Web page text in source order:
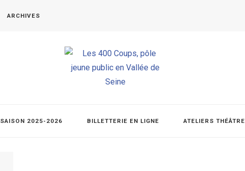
ARCHIVES
SAISON 2025-2026 BILLETTERIE EN LIGNE ATELIERS THÉÂTRE